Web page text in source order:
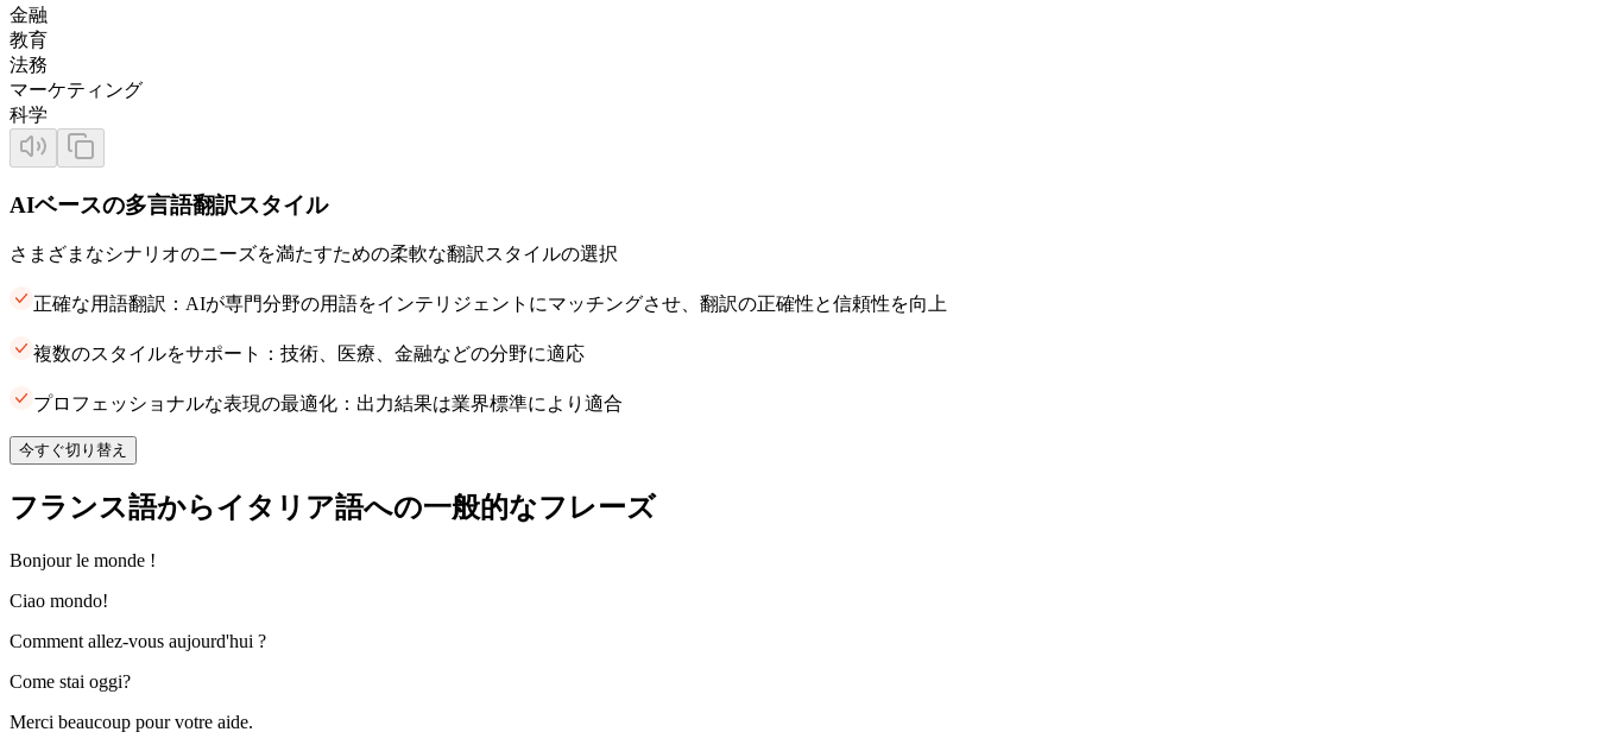
金融
教育
法務
マーケティング
科学
AIベースの多言語翻訳スタイル
さまざまなシナリオのニーズを満たすための柔軟な翻訳スタイルの選択
正確な用語翻訳：AIが専門分野の用語をインテリジェントにマッチングさせ、翻訳の正確性と信頼性を向上
複数のスタイルをサポート：技術、医療、金融などの分野に適応
プロフェッショナルな表現の最適化：出力結果は業界標準により適合
今すぐ切り替え
フランス語からイタリア語への一般的なフレーズ
Bonjour le monde !
Ciao mondo!
Comment allez-vous aujourd'hui ?
Come stai oggi?
Merci beaucoup pour votre aide.